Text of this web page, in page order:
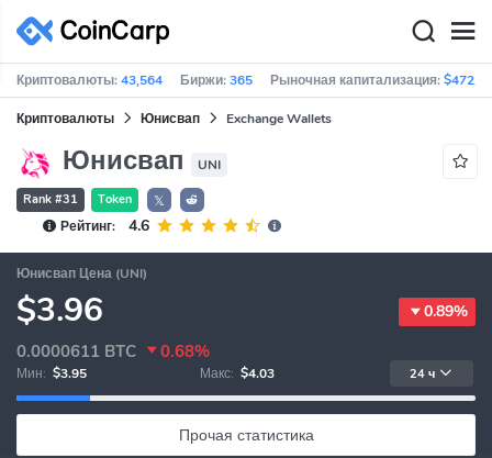
Криптовалюты:43,564 Биржи:365 Рыночная капитализация:
Криптовалюты Юнисвап Exchange Wallets
Юнисвап UNI
Rank #31 Token
𝕏
Рейтинг:
4.6
Юнисвап Цена (UNI)
$3.96 0.89%
0.0000611 BTC 0.68%
Мин: $3.95 Макс: $4.03 24 ч
Прочая статистика